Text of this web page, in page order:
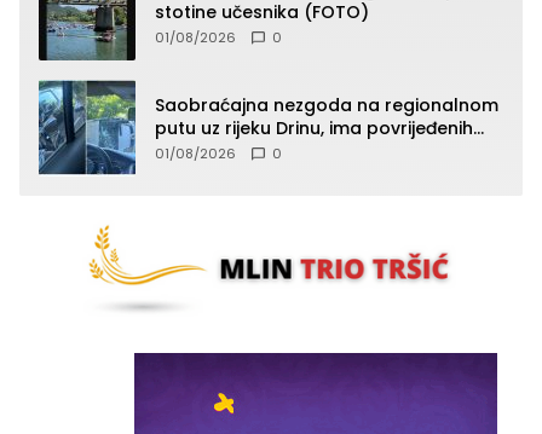
stotine učesnika (FOTO)
01/08/2026 0
Saobraćajna nezgoda na regionalnom
putu uz rijeku Drinu, ima povrijeđenih
lica (FOTO)
01/08/2026 0